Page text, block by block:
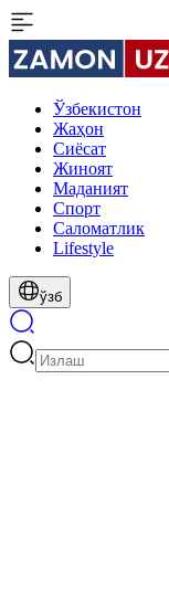
Ўзбекистон
Жаҳон
Сиёсат
Жиноят
Маданият
Спорт
Cаломатлик
Lifestyle
ўзб